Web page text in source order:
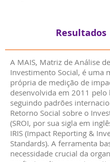
Resultados
A MAIS, Matriz de Análise de
Investimento Social, é uma
própria de medição de
desenvolvida em 2011 pelo
seguindo padrões
Retorno Social sobre o
(SROI, por sua sigla em
IRIS (Impact Reporting &
Standards). A ferramenta
necessidade crucial da